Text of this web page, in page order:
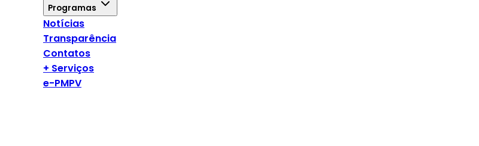
Programas
Notícias
Transparência
Contatos
+ Serviços
e-PMPV